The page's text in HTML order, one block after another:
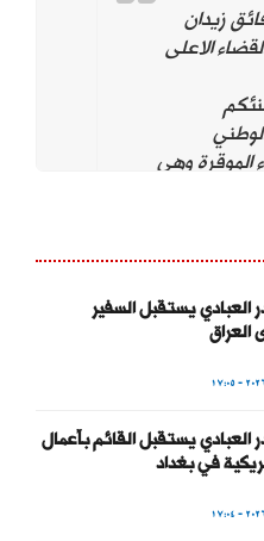
زيدان
الاعلى
الموقرة وهي
التجربة
السلمي
على…
العبادي
January 23,
العبادي يستقبل السفير
العراق
العبادي يستقبل القائم بأعمال
في بغداد